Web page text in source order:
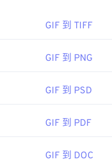
支持此格式。如有需要，
用时请考虑文件大小。
GIF 到 TIFF
GIF 到 PNG
GIF 到 PSD
GIF 到 PDF
GIF 到 DOC